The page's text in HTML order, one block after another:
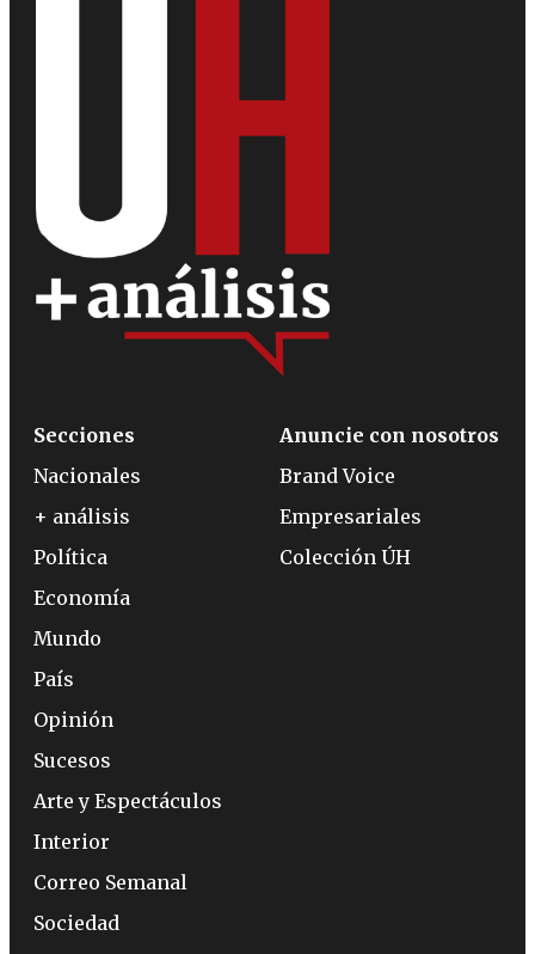
Secciones
Nacionales
+ análisis
Política
Economía
Mundo
País
Opinión
Sucesos
Arte y Espectáculos
Interior
Correo Semanal
Sociedad
Anuncie con nosotros
Brand Voice
Empresariales
Colección ÚH